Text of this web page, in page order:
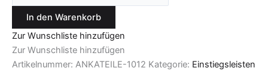
In den Warenkorb
Zur Wunschliste hinzufügen
Zur Wunschliste hinzufügen
Artikelnummer: ANKATEILE-1012 Kategorie: Einstiegsleisten